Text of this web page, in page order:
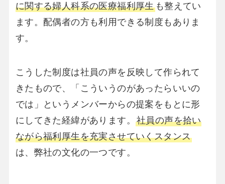
に関する婦人科系の医療福利厚生も整えてい
ます。配偶者の方も利用できる制度もありま
す。
こうした制度は社員の声を反映して作られて
きたもので、「こういうのがあったらいいの
では」というメンバーからの提案をもとに形
にしてきた経緯があります。社員の声を拾い
ながら福利厚生を充実させていくスタンス
は、弊社の文化の一つです。